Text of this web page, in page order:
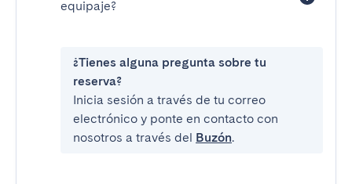
equipaje?
¿Tienes alguna pregunta sobre tu
reserva?
Inicia sesión a través de tu correo
electrónico y ponte en contacto con
nosotros a través del Buzón.